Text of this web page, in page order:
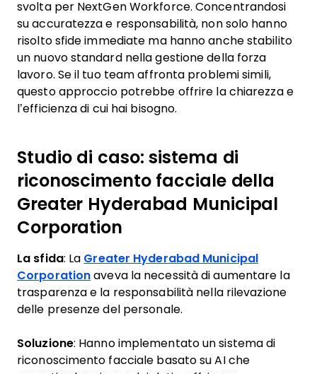
svolta per NextGen Workforce. Concentrandosi
su accuratezza e responsabilità, non solo hanno
risolto sfide immediate ma hanno anche stabilito
un nuovo standard nella gestione della forza
lavoro. Se il tuo team affronta problemi simili,
questo approccio potrebbe offrire la chiarezza e
l’efficienza di cui hai bisogno.
Studio di caso: sistema di
riconoscimento facciale della
Greater Hyderabad Municipal
Corporation
La sfida: La Greater Hyderabad Municipal
Corporation aveva la necessità di aumentare la
trasparenza e la responsabilità nella rilevazione
delle presenze del personale.
Soluzione: Hanno implementato un sistema di
riconoscimento facciale basato su AI che